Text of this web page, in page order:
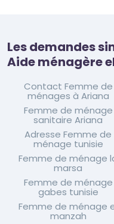
Les demandes
Aide ménagère
Contact Femme de
ménages à Ariana
Femme de ménage
sanitaire Ariana
Adresse Femme de
ménage tunisie
Femme de ménage
marsa
Femme de ménage
gabes tunisie
Femme de ménage
manzah